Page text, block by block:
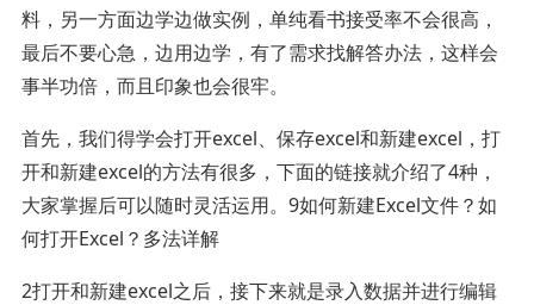
料，另一方面边学边做实例，单纯看书接受率不会很高，
最后不要心急，边用边学，有了需求找解答办法，这样会
事半功倍，而且印象也会很牢。
首先，我们得学会打开excel、保存excel和新建excel，打
开和新建excel的方法有很多，下面的链接就介绍了4种，
大家掌握后可以随时灵活运用。9如何新建Excel文件？如
何打开Excel？多法详解
2打开和新建excel之后，接下来就是录入数据并进行编辑